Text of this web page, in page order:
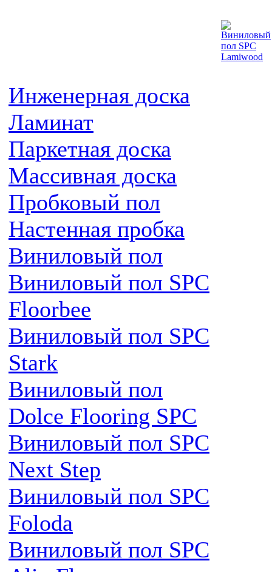
Инженерная доска
Ламинат
Паркетная доска
Массивная доска
Пробковый пол
Настенная пробка
Виниловый пол
Виниловый пол SPC
Floorbee
Виниловый пол SPC
Stark
Виниловый пол
Dolce Flooring SPC
Виниловый пол SPC
Next Step
Виниловый пол SPC
Foloda
Виниловый пол SPC